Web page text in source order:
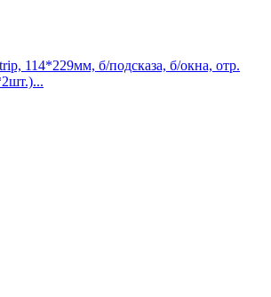
114*229мм, б/подсказа, б/окна, отр.